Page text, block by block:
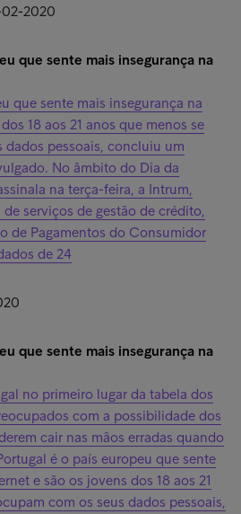
2020
que sente mais insegurança na
que sente mais insegurança na
18 aos 21 anos que menos se
dados pessoais, concluiu um
No âmbito do Dia da
na terça-feira, a Intrum,
serviços de gestão de crédito,
de Pagamentos do Consumidor
de 24
que sente mais insegurança na
no primeiro lugar da tabela dos
com a possibilidade dos
cair nas mãos erradas quando
é o país europeu que sente
e são os jovens dos 18 aos 21
com os seus dados pessoais,